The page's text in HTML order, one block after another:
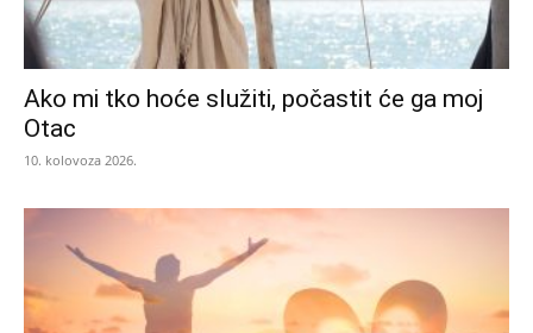
Ako mi tko hoće služiti, počastit će ga moj
Otac
10. kolovoza 2026.